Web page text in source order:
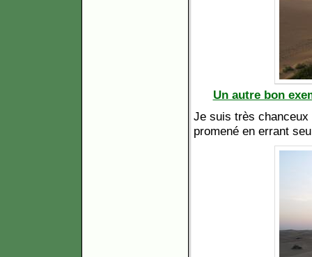
Un autre bon
Je suis très
promené en errant